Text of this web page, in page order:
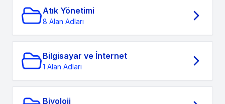
Atık Yönetimi
8 Alan Adları
Bilgisayar ve İnternet
1 Alan Adları
Biyoloji